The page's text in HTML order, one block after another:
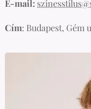
E-mail:
Cím: Budapest, Gém